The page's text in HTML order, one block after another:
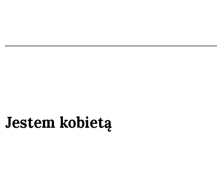
Jestem kobietą